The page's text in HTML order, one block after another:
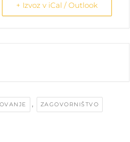
+ Izvoz v iCal / Outlook
, ZAGOVORNIŠTVO